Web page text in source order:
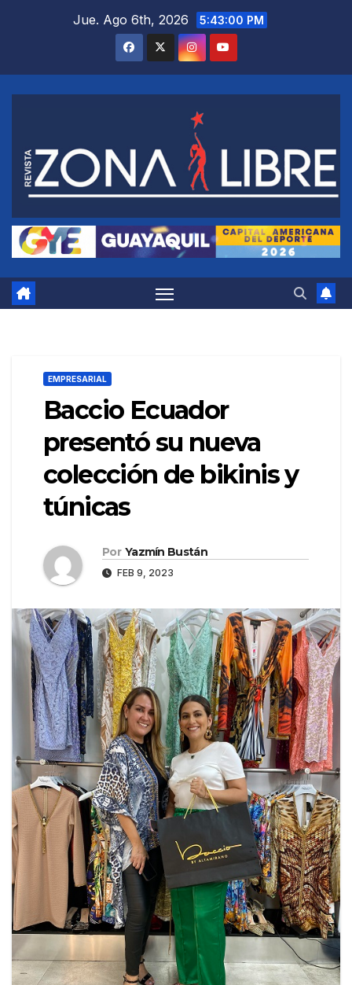
Jue. Ago 6th, 2026 5:43:01 PM
EMPRESARIAL
Baccio Ecuador
presentó su nueva
colección de bikinis y
túnicas
Por Yazmín Bustán
FEB 9, 2023